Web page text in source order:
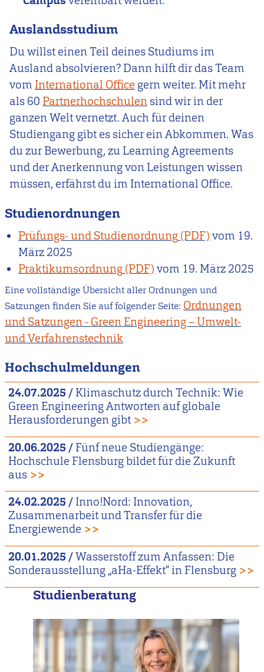
Auslandsstudium
Du willst einen Teil deines Studiums im
Ausland absolvieren? Dann hilft dir das Team
vom International Office gern weiter. Mit mehr
als 60 Partnerhochschulensind wir in der
ganzen Welt vernetzt. Auch für deinen
Studiengang gibt es sicher ein Abkommen. Was
du zur Bewerbung, zu Learning Agreements
und der Anerkennung von Leistungen wissen
müssen, erfährst du im International Office.
Studienordnungen
Prüfungs- und Studienordnung vom 19.
März 2025
Praktikumsordnung
vom 19. März 2025
Eine vollständige Übersicht aller Ordnungen und
Satzungen finden Sie auf folgender Seite: Ordnungen
und Satzungen - Green Engineering – Umwelt-
und Verfahrenstechnik
Hochschulmeldungen
24.07.2025 / Klimaschutz durch Technik: Wie
Green Engineering Antworten auf globale
Herausforderungen gibt >>
20.06.2025 / Fünf neue Studiengänge:
Hochschule Flensburg bildet für die Zukunft
aus >>
24.02.2025 / Inno!Nord: Innovation,
Zusammenarbeit und Transfer für die
Energiewende >>
20.01.2025 /Wasserstoff zum Anfassen: Die
Sonderausstellung „aHa-Effekt“ in Flensburg >>
Studienberatung